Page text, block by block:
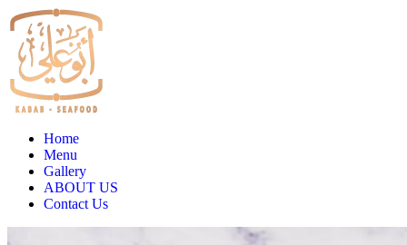
Home
Menu
Gallery
ABOUT US
Contact Us